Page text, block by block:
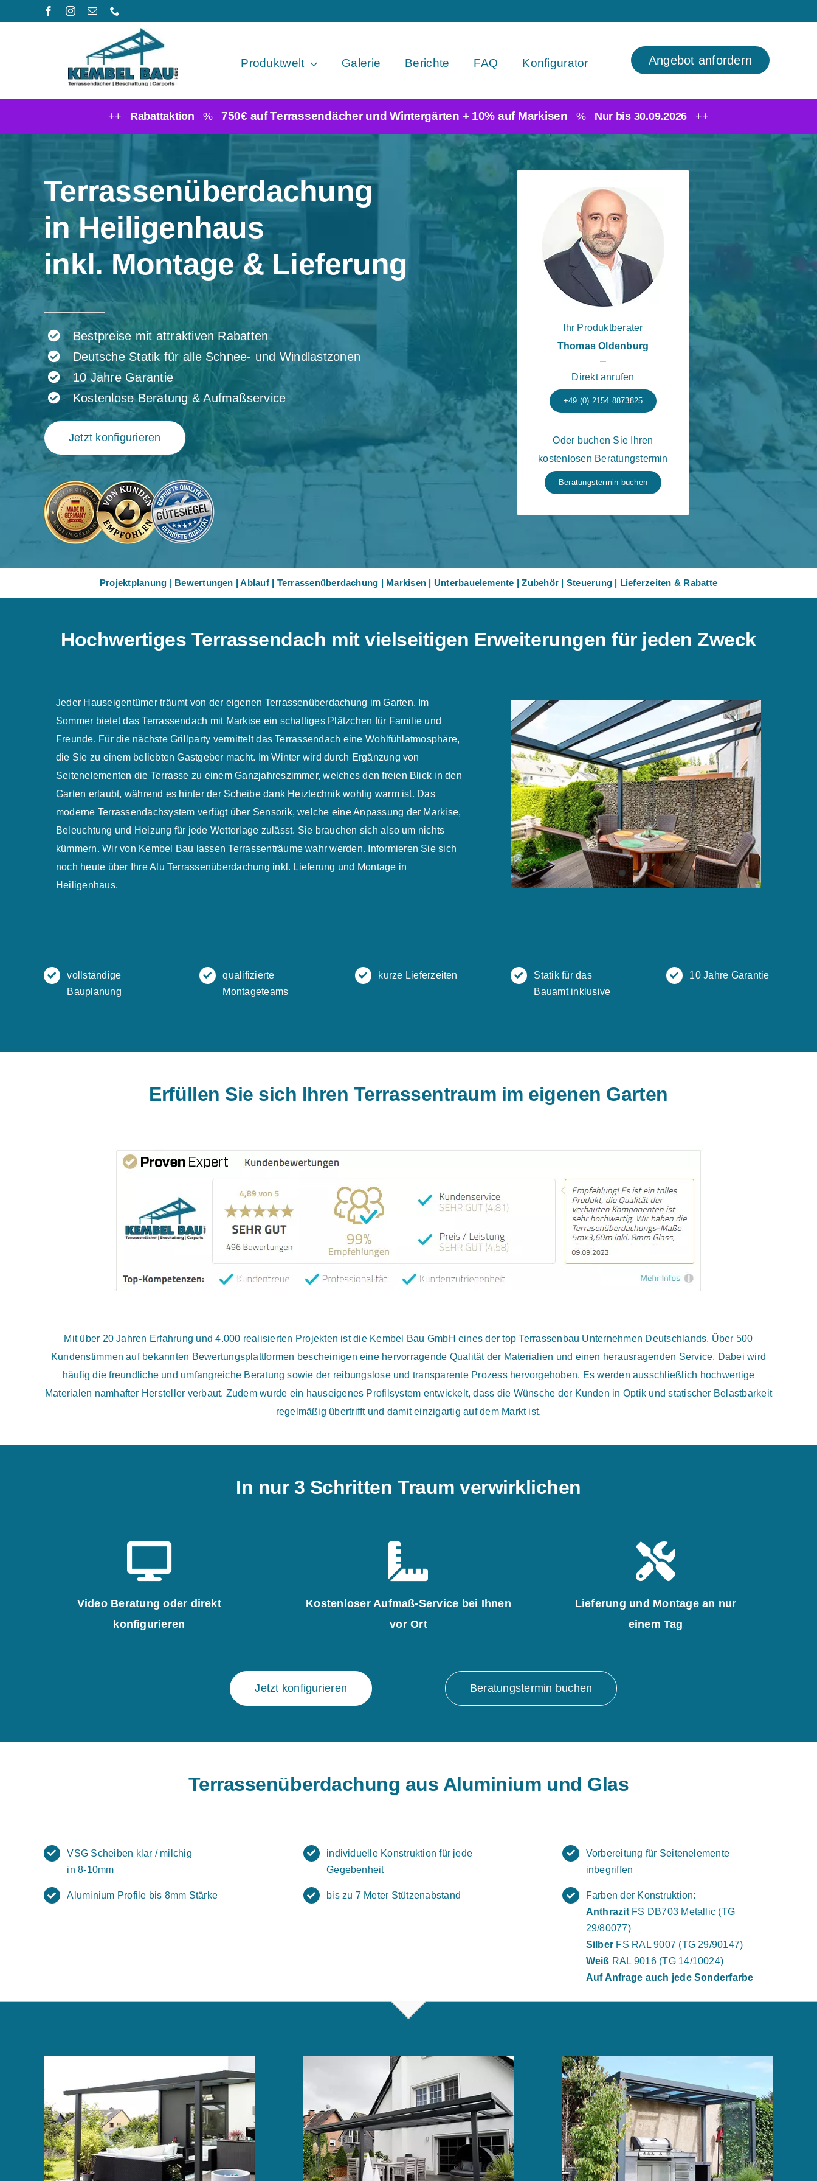
Produktwelt Galerie Berichte FAQ Konfigurator Angebot anfordern
++ Rabattaktion % 750€ auf Terrassendächer und Wintergärten + 10% auf Markisen % Nur bis 30.09.2026++
Terrassenüberdachung
in Heiligenhaus
inkl. Montage & Lieferung
Bestpreise mit attraktiven Rabatten
Deutsche Statik für alle Schnee- und Windlastzonen
10 Jahre Garantie
Kostenlose Beratung & Aufmaßservice
Jetzt konfigurieren
Ihr Produktberater
Thomas Oldenburg
Direkt anrufen
+49 (0) 2154 8873825
Oder buchen Sie Ihren
kostenlosen Beratungstermin
Beratungstermin buchen
Projektplanung | Bewertungen |Ablauf| Terrassenüberdachung | Markisen | Unterbauelemente |Zubehör | Steuerung | Lieferzeiten & Rabatte
Hochwertiges Terrassendach mit vielseitigen Erweiterungen für jeden Zweck
Jeder Hauseigentümer träumt von der eigenen Terrassenüberdachung im Garten. Im
Sommer bietet das Terrassendach mit Markise ein schattiges Plätzchen für Familie und
Freunde. Für die nächste Grillparty vermittelt das Terrassendach eine Wohlfühlatmosphäre,
die Sie zu einem beliebten Gastgeber macht. Im Winter wird durch Ergänzung von
Seitenelementen die Terrasse zu einem Ganzjahreszimmer, welches den freien Blick in den
Garten erlaubt, während es hinter der Scheibe dank Heiztechnik wohlig warm ist. Das
moderne Terrassendachsystem verfügt über Sensorik, welche eine Anpassung der Markise,
Beleuchtung und Heizung für jede Wetterlage zulässt. Sie brauchen sich also um nichts
kümmern. Wir von Kembel Bau lassen Terrassenträume wahr werden. Informieren Sie sich
noch heute über Ihre Alu Terrassenüberdachung inkl. Lieferung und Montage in
Heiligenhaus.
vollständige
Bauplanung
qualifizierte
Montageteams
kurze Lieferzeiten
Statik für das
Bauamt inklusive
10 Jahre Garantie
Erfüllen Sie sich Ihren Terrassentraum im eigenen Garten
Mit über 20 Jahren Erfahrung und 4.000 realisierten Projekten ist die Kembel Bau GmbH eines der top Terrassenbau Unternehmen Deutschlands. Über 500
Kundenstimmen auf bekannten Bewertungsplattformen bescheinigen eine hervorragende Qualität der Materialien und einen herausragenden Service. Dabei wird
häufig die freundliche und umfangreiche Beratung sowie der reibungslose und transparente Prozess hervorgehoben. Es werden ausschließlich hochwertige
Materialen namhafter Hersteller verbaut. Zudem wurde ein hauseigenes Profilsystem entwickelt, dass die Wünsche der Kunden in Optik und statischer Belastbarkeit
regelmäßig übertrifft und damit einzigartig auf dem Markt ist.
In nur 3 Schritten Traum verwirklichen
Video Beratung oder direkt
konfigurieren
Kostenloser Aufmaß-Service bei Ihnen
vor Ort
Lieferung und Montage an nur
einem Tag
Jetzt konfigurieren Beratungstermin buchen
Terrassenüberdachung aus Aluminium und Glas
VSG Scheiben klar / milchig
in 8-10mm
Aluminium Profile bis 8mm Stärke
individuelle Konstruktion für jede
Gegebenheit
bis zu 7 Meter Stützenabstand
Vorbereitung für Seitenelemente
inbegriffen
Farben der Konstruktion:
AnthrazitFS DB703 Metallic (TG
29/80077)
Silber FS RAL 9007 (TG 29/90147)
Weiß RAL 9016 (TG 14/10024)
Auf Anfrage auch jede Sonderfarbe